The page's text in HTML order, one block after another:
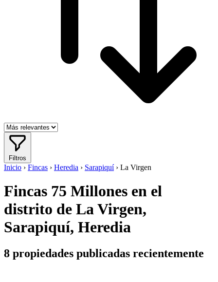
Filtros
Inicio › Fincas › Heredia › Sarapiquí › La Virgen
Fincas 75 Millones en el
distrito de La Virgen,
Sarapiquí, Heredia
8 propiedades publicadas recientemente